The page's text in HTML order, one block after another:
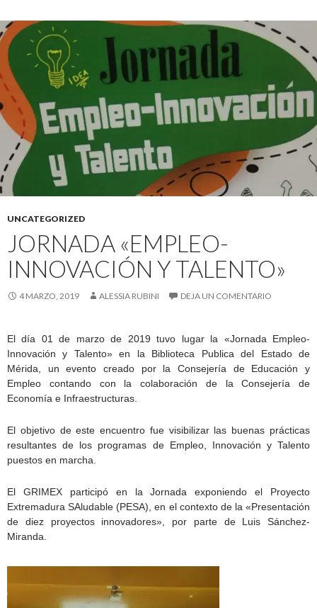
UNCATEGORIZED
JORNADA «EMPLEO-
INNOVACIÓN Y TALENTO»
4 MARZO, 2019 ALESSIA RUBINI DEJA UN COMENTARIO
El día 01 de marzo de 2019 tuvo lugar la «Jornada Empleo-
Innovación y Talento» en la Biblioteca Publica del Estado de
Mérida, un evento creado por la Consejería de Educación y
Empleo contando con la colaboración de la Consejería de
Economía e Infraestructuras.
El objetivo de este encuentro fue visibilizar las buenas prácticas
resultantes de los programas de Empleo, Innovación y Talento
puestos en marcha.
El GRIMEX participó en la Jornada exponiendo el Proyecto
Extremadura SAludable (PESA), en el contexto de la «Presentación
de diez proyectos innovadores», por parte de Luis Sánchez-
Miranda.